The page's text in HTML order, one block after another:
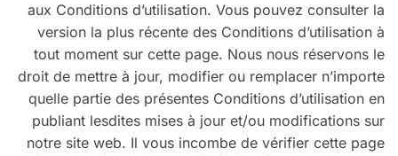
aux Conditions d’utilisation. Vous pouvez consulter la
version la plus récente des Conditions d’utilisation à
tout moment sur cette page. Nous nous réservons le
droit de mettre à jour, modifier ou remplacer n’importe
quelle partie des présentes Conditions d’utilisation en
publiant lesdites mises à jour et/ou modifications sur
notre site web. Il vous incombe de vérifier cette page